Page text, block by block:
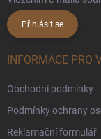
Přihlásit se
INFORMACE PRO
Obchodní podmínky
Podmínky ochrany
Reklamační formulář